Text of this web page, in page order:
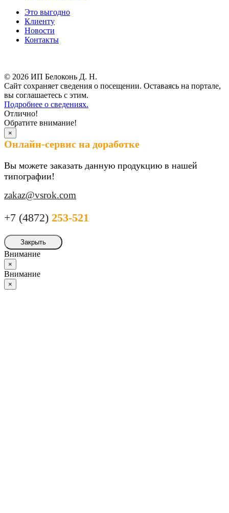
Это выгодно
Клиенту
Новости
Контакты
© 2026 ИП Белоконь Д. Н.
Сайт сохраняет сведения о посещении. Оставаясь на портале,
вы соглашаетесь с этим.
Подробнее о сведениях.
Отлично!
Обратите внимание!
×
Онлайн-сервис на доработке
Вы можете заказать данную продукцию в нашей
типографии!
zakaz@vsrok.com
+7 (4872) 253-521
Закрыть
Внимание
×
Внимание
×